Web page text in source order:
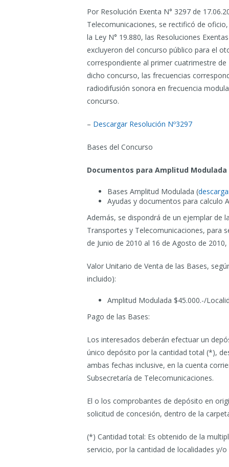
Por Resolución Exenta N° 3297 de
Telecomunicaciones, se rectificó de
la Ley N° 19.880, las Resoluciones
excluyeron del concurso público para el
correspondiente al primer cuatrimestre
dicho concurso, las frecuencias
radiodifusión sonora en frecuencia
concurso.
– Descargar Resolución Nº3297
Bases del Concurso
Documentos para Amplitud Modulada
Bases Amplitud Modulada (
Ayudas y documentos para calculo
Además, se dispondrá de un ejemplar de
Transportes y Telecomunicaciones, para
de Junio de 2010 al 16 de Agosto de
Valor Unitario de Venta de las Bases,
incluido):
Amplitud Modulada $45.000.-/
Pago de las Bases:
Los interesados deberán efectuar un
único depósito por la cantidad total (*),
ambas fechas inclusive, en la cuenta
Subsecretaría de Telecomunicaciones.
El o los comprobantes de depósito en
solicitud de concesión, dentro de la
(*) Cantidad total: Es obtenido de la
servicio, por la cantidad de localidades y/